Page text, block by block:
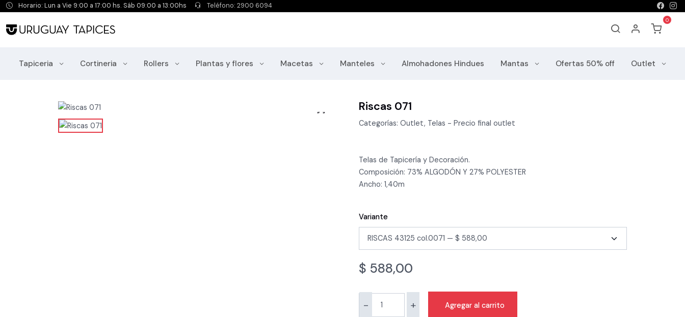
Horario: Lun a Vie 9:00 a 17:00 hs. Sáb 09:00 a 13:00hs Teléfono: 2900 6094
Tapiceria Cortineria Rollers Plantas y flores Macetas Manteles Almohadones Hindues Mantas Ofertas 50% off Outlet
Riscas 071
Categorías: Outlet, Telas - Precio final outlet
Telas de Tapicería y Decoración.
Composición: 73% ALGODÓN Y 27% POLYESTER
Ancho: 1,40m
Variante
$ 588,00
- + Agregar al carrito